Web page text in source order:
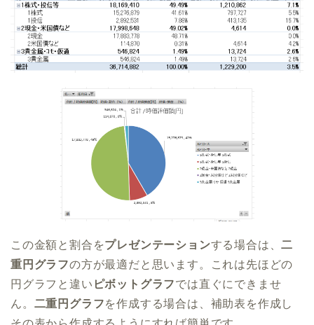
この金額と割合をプレゼンテーションする場合は、二
重円グラフの方が最適だと思います。これは先ほどの
円グラフと違い ピボットグラフでは直ぐにできませ
ん。 二重円グラフを作成する場合は、補助表を作成し